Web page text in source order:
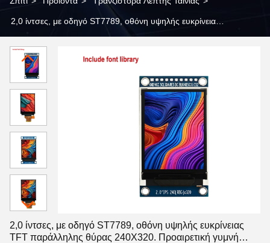
2,0 ίντσες, με οδηγό ST7789, οθόνη υψηλής ευκρίνειας
οθόνη ή μονάδα TFT
2,0 ίντσες, με οδηγό ST7789, οθόνη υψηλής ευκρίνειας
TFT παράλληλης θύρας 240X320. Προαιρετική γυμνή